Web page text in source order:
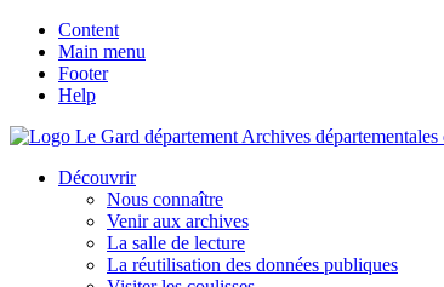
Content
Main menu
Footer
Help
Archives départementales
Découvrir
Nous connaître
Venir aux archives
La salle de lecture
La réutilisation des données publiques